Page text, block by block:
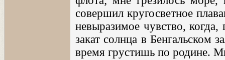
совершил кругосветное
невыразимое чувство,
закат солнца в Бенгальском
время грустишь по родине.